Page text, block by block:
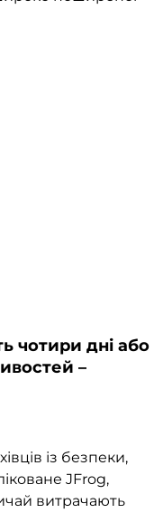
чотири дні або
–
із безпеки,
JFrog,
витрачають